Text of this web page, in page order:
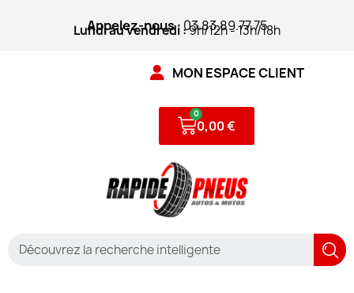
Appelez-nous: 03.83.89.77.75
Lundi au vendredi :9h/12h - 13h/18h
MON ESPACE CLIENT
0,00 €